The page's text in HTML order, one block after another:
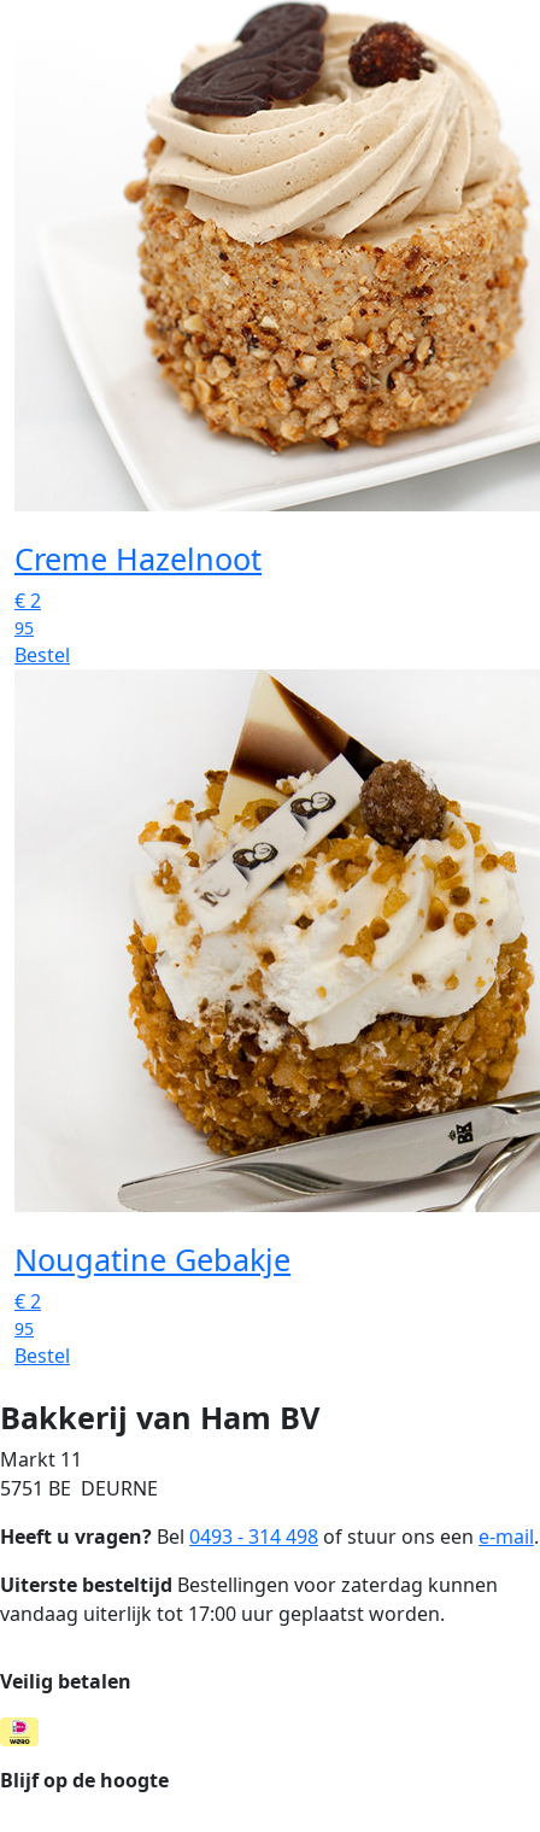
Creme Hazelnoot
€2
95
Bestel
Nougatine Gebakje
€2
95
Bestel
Bakkerij van Ham BV
Markt 11
5751 BE DEURNE
Heeft u vragen? Bel 0493 - 314 498 of stuur ons een e-mail.
Uiterste besteltijd Bestellingen voor zaterdag kunnen
vandaag uiterlijk tot 17:00 uur geplaatst worden.
Veilig betalen
Blijf op de hoogte